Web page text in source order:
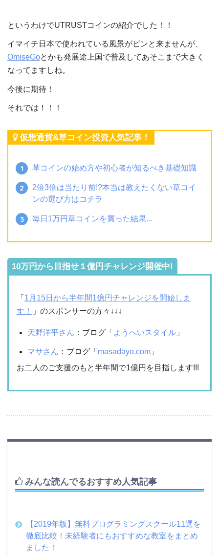
というわけでUTRUSTコインの紹介でした！！
イマイチ日本で使われている風景がピンと来ませんが、
OmiseGoとかも発展途上国で普及してあそこまで大きく
なってますしね。
今後に期待！
それでは！！！
仮想通貨&草コイン投資人気記事！
草コインの始め方や初心者が知るべき基礎知識
2倍3倍は当たり前!?本当は教えたくない草コイ
ンの選び方はコチラ
毎日1万円草コインを買った結果...
10万円から目指せ１億円チャレンジ開催中!
「 1月15日から半年間1億円チャレンジを開始しま
す！
」のスポンサーの方々↓↓↓
天野洋平さん ：ブログ「 ようへいスタイル 」
マサさん ：ブログ「 masadayo.com 」
お二人のご支援のもと半年間で1億円を目指します!!!
みんな読んでるおすすめ人気記事
【2019年版】無料プログラミングスクール11選を
徹底比較！未経験者にもおすすめな教室をまとめ
ました！